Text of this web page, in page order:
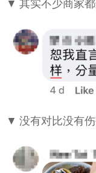
▼ 其实不少商家都
▼ 没有对比没有